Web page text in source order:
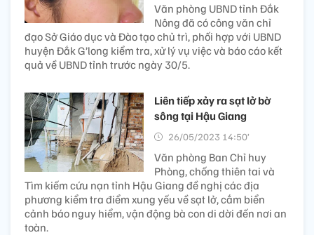
Văn phòng UBND tỉnh Đắk
Nông đã có công văn chỉ
đạo Sở Giáo dục và Đào tạo chủ trì, phối hợp với UBND
huyện Đắk G’long kiểm tra, xử lý vụ việc và báo cáo kết
quả về UBND tỉnh trước ngày 30/5.
Liên tiếp xảy ra sạt lở bờ
sông tại Hậu Giang
26/05/2023 14:50’
Văn phòng Ban Chỉ huy
Phòng, chống thiên tai và
Tìm kiếm cứu nạn tỉnh Hậu Giang đề nghị các địa
phương kiểm tra điểm xung yếu về sạt lở, cắm biển
cảnh báo nguy hiểm, vận động bà con di dời đến nơi an
toàn.